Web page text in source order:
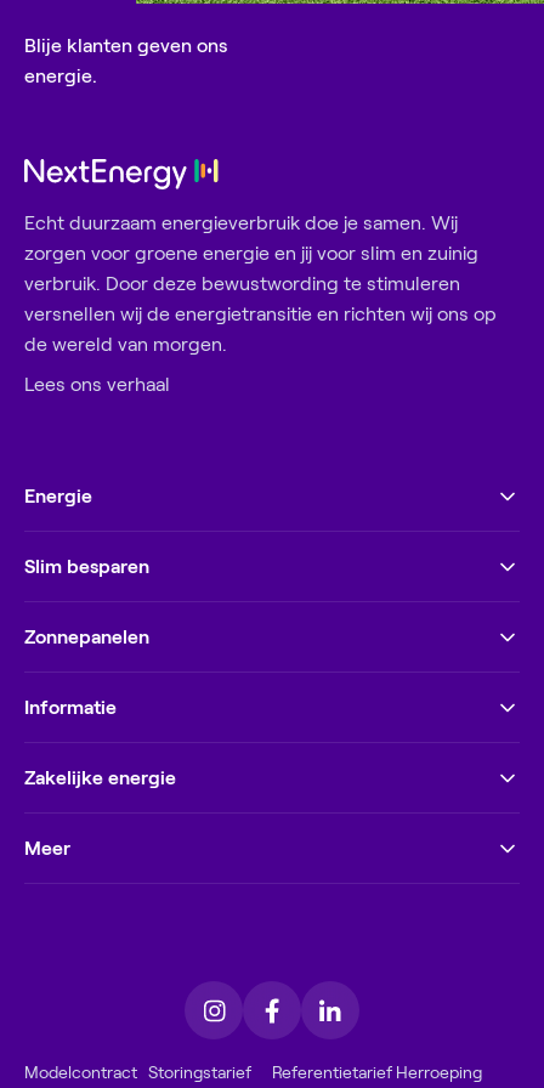
Blije klanten geven ons
energie.
Echt duurzaam energieverbruik doe je samen. Wij
zorgen voor groene energie en jij voor slim en zuinig
verbruik. Door deze bewustwording te stimuleren
versnellen wij de energietransitie en richten wij ons op
de wereld van morgen.
Lees ons verhaal
Energie
Slim besparen
Zonnepanelen
Informatie
Zakelijke energie
Meer
Modelcontract Storingstarief Referentietarief Herroeping